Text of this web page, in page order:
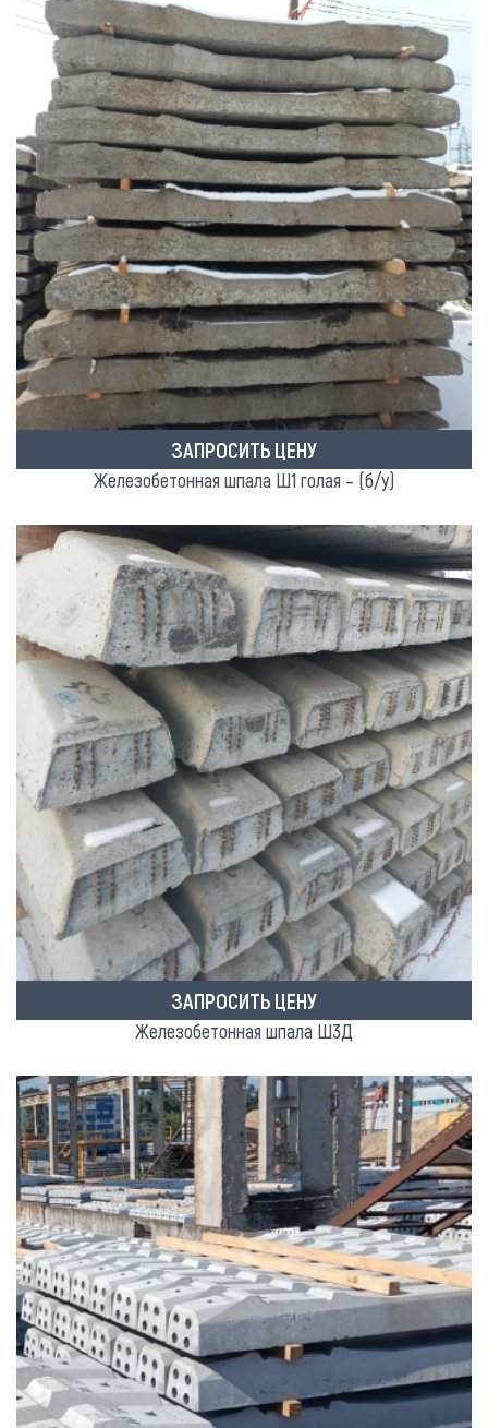
ЗАПРОСИТЬ ЦЕНУ
Железобетонная шпала Ш1 голая – (б/у)
ЗАПРОСИТЬ ЦЕНУ
Железобетонная шпала Ш3Д